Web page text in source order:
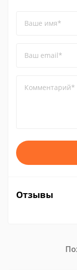
Ваше имя*
Ваш email*
Комментарий*
Отзывы